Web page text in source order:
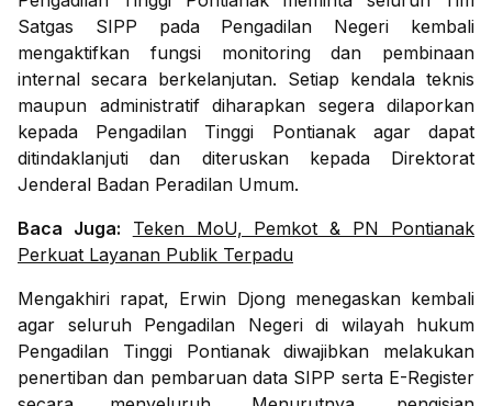
Satgas SIPP pada Pengadilan Negeri kembali
mengaktifkan fungsi monitoring dan pembinaan
internal secara berkelanjutan. Setiap kendala teknis
maupun administratif diharapkan segera dilaporkan
kepada Pengadilan Tinggi Pontianak agar dapat
ditindaklanjuti dan diteruskan kepada Direktorat
Jenderal Badan Peradilan Umum.
Baca Juga:
Teken MoU, Pemkot & PN Pontianak
Perkuat Layanan Publik Terpadu
Mengakhiri rapat, Erwin Djong menegaskan kembali
agar seluruh Pengadilan Negeri di wilayah hukum
Pengadilan Tinggi Pontianak diwajibkan melakukan
penertiban dan pembaruan data SIPP serta E-Register